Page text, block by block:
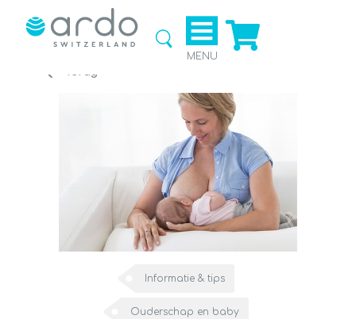
MENU
Terug
Informatie & tips
Ouderschap en baby